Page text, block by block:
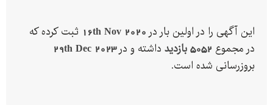
این آگهی را در اولین بار در 16th Nov 2020 ثبت کرده که
در مجموع 5052 بازدید داشته و در29th Dec 2023
بروزرسانی شده است.